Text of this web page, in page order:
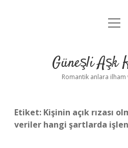
Anasayfa
Yasal
Güneşli Aşk
Romantik anlara
Etiket: Kişinin açık rızası
veriler hangi şartlarda